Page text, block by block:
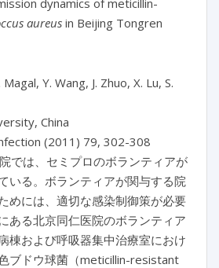
dynamics of meticillin-
aureus in Beijing Tongren
Y. Wang, J. Zhuo, X. Lu, S.
China
(2011) 79, 302-308
では、セミプロのボランティアが
いる。ボランティアが関与する院
めには、適切な感染制御策が必要
ある北京同仁医院のボランティア
棟および呼吸器集中治療室におけ
ブドウ球菌（meticillin-resistant